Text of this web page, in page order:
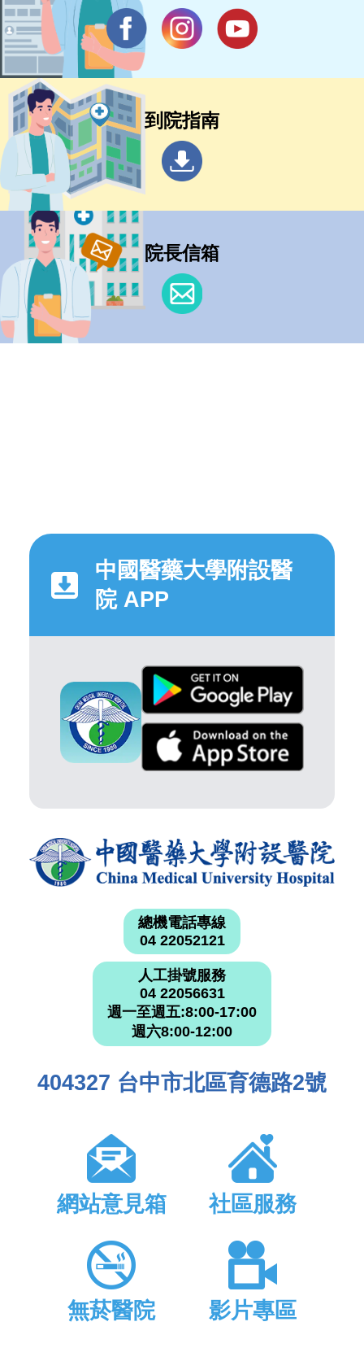
到院指南
院長信箱
中國醫藥大學附設醫
院 APP
總機電話專線
04 22052121
人工掛號服務
04 22056631
週一至週五:8:00-17:00
週六8:00-12:00
404327 台中市北區育德路2號
網站意見箱 社區服務
無菸醫院 影片專區